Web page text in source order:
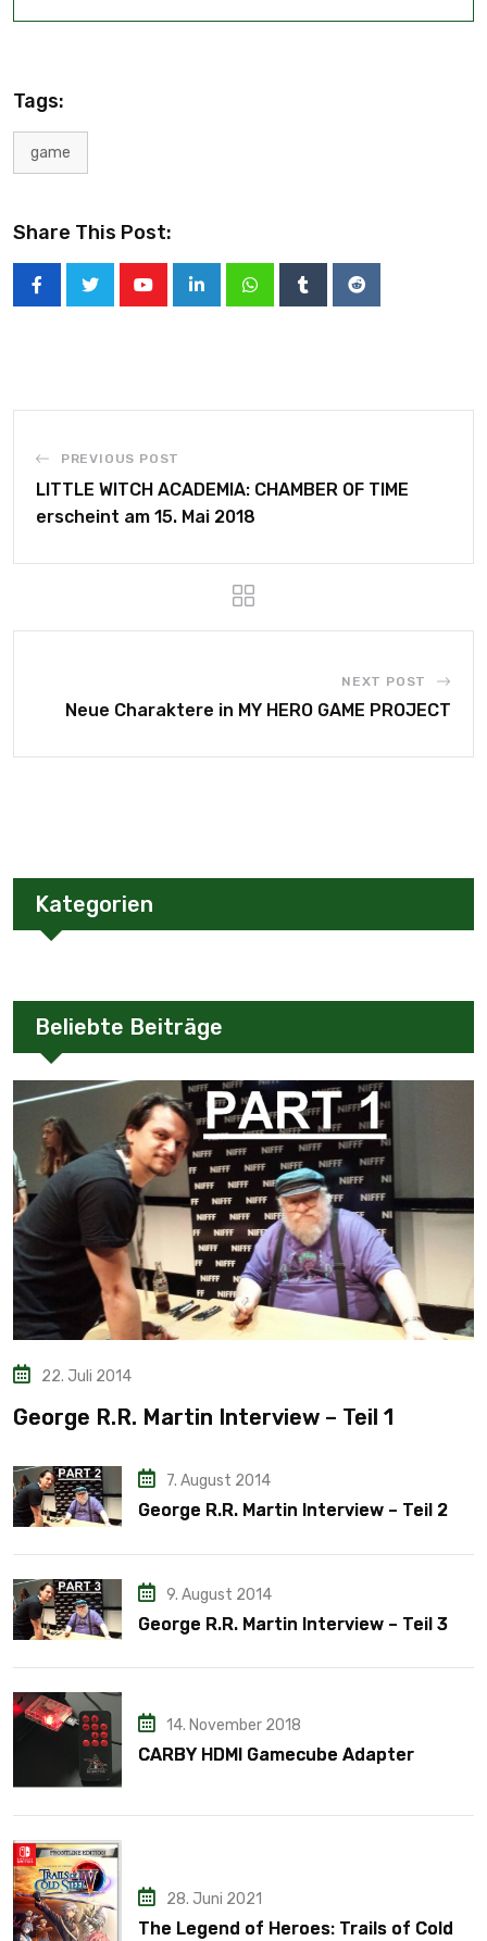
Tags:
game
Share This Post:
PREVIOUS POST
LITTLE WITCH ACADEMIA: CHAMBER OF TIME
erscheint am 15. Mai 2018
NEXT POST
Neue Charaktere in MY HERO GAME PROJECT
Kategorien
Beliebte Beiträge
22. Juli 2014
George R.R. Martin Interview – Teil 1
7. August 2014
George R.R. Martin Interview – Teil 2
9. August 2014
George R.R. Martin Interview – Teil 3
14. November 2018
CARBY HDMI Gamecube Adapter
28. Juni 2021
The Legend of Heroes: Trails of Cold